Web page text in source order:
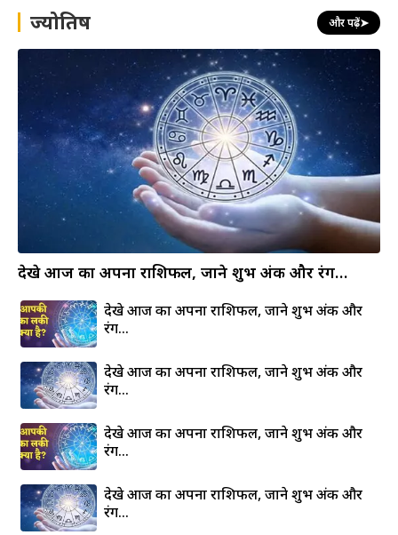
ज्योतिष और पढ़ें➤
देखे आज का अपना राशिफल, जाने शुभ अंक और रंग…
देखे आज का अपना राशिफल, जाने शुभ अंक और
रंग…
देखे आज का अपना राशिफल, जाने शुभ अंक और
रंग…
देखे आज का अपना राशिफल, जाने शुभ अंक और
रंग…
देखे आज का अपना राशिफल, जाने शुभ अंक और
रंग…